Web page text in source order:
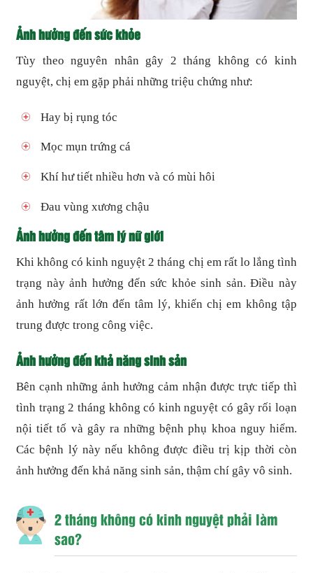
Ảnh hưởng đến sức khỏe
Tùy theo nguyên nhân gây 2 tháng không có kinh
nguyệt, chị em gặp phải những triệu chứng như:
Hay bị rụng tóc
Mọc mụn trứng cá
Khí hư tiết nhiều hơn và có mùi hôi
Đau vùng xương chậu
Ảnh hưởng đến tâm lý nữ giới
Khi không có kinh nguyệt 2 tháng chị em rất lo lắng tình
trạng này ảnh hưởng đến sức khỏe sinh sản. Điều này
ảnh hưởng rất lớn đến tâm lý, khiến chị em không tập
trung được trong công việc.
Ảnh hưởng đến khả năng sinh sản
Bên cạnh những ảnh hưởng cảm nhận được trực tiếp thì
tình trạng 2 tháng không có kinh nguyệt có gây rối loạn
nội tiết tố và gây ra những bệnh phụ khoa nguy hiểm.
Các bệnh lý này nếu không được điều trị kịp thời còn
ảnh hưởng đến khả năng sinh sản, thậm chí gây vô sinh.
2 tháng không có kinh nguyệt phải làm
sao?